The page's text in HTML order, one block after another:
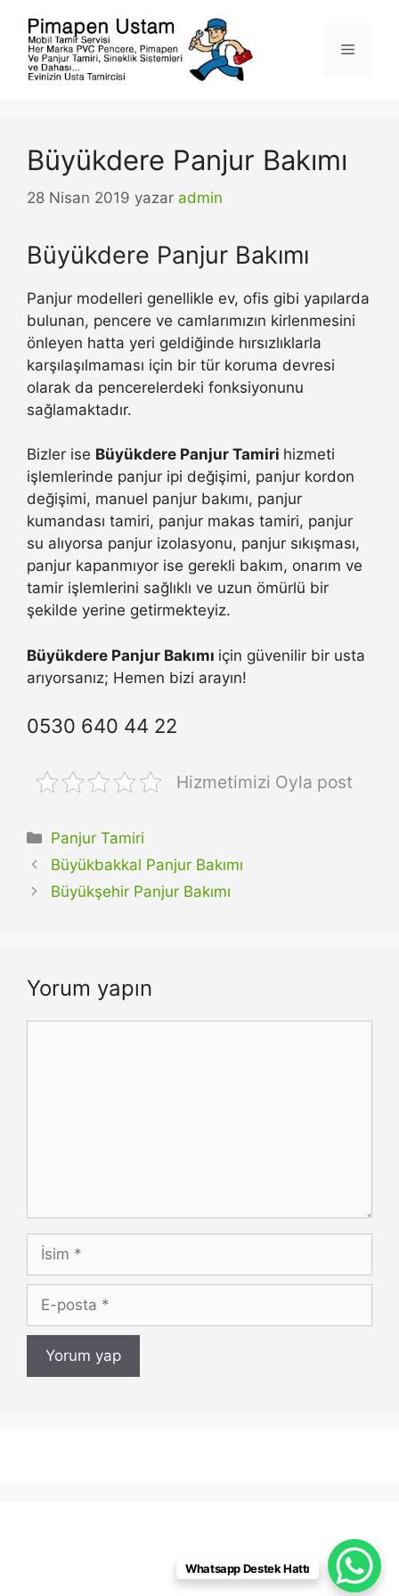
Menü
Büyükdere Panjur Bakımı
28 Nisan 2019 yazar admin
Büyükdere Panjur Bakımı
Panjur modelleri genellikle ev, ofis gibi yapılarda
bulunan, pencere ve camlarımızın kirlenmesini
önleyen hatta yeri geldiğinde hırsızlıklarla
karşılaşılmaması için bir tür koruma devresi
olarak da pencerelerdeki fonksiyonunu
sağlamaktadır.
Bizler ise Büyükdere Panjur Tamiri hizmeti
işlemlerinde panjur ipi değişimi, panjur kordon
değişimi, manuel panjur bakımı, panjur
kumandası tamiri, panjur makas tamiri, panjur
su alıyorsa panjur izolasyonu, panjur sıkışması,
panjur kapanmıyor ise gerekli bakım, onarım ve
tamir işlemlerini sağlıklı ve uzun ömürlü bir
şekilde yerine getirmekteyiz.
Büyükdere Panjur Bakımı için güvenilir bir usta
arıyorsanız; Hemen bizi arayın!
0530 640 44 22
Hizmetimizi Oyla post
Kategoriler
Panjur Tamiri
Büyükbakkal Panjur Bakımı
Büyükşehir Panjur Bakımı
Yorum yapın
İsim
posta
Whatsapp Destek Hattı